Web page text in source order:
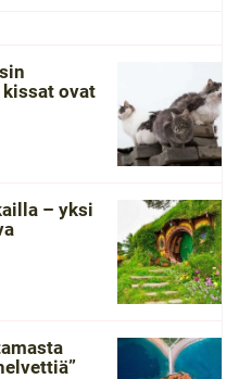
kissat ovat
– yksi